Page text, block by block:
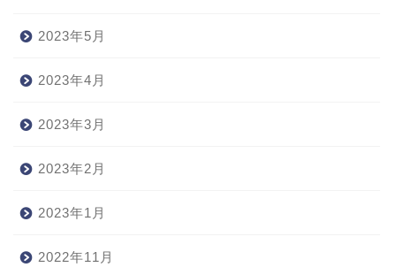
2023年5月
2023年4月
2023年3月
2023年2月
2023年1月
2022年11月